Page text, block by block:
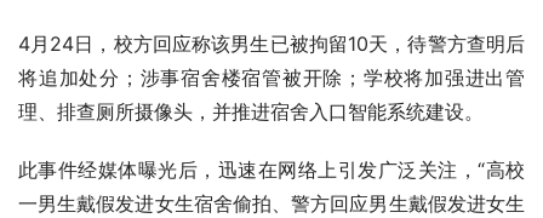
4月24日，校方回应称该男生已被拘留10天，待警方查明后
将追加处分；涉事宿舍楼宿管被开除；学校将加强进出管
理、排查厕所摄像头，并推进宿舍入口智能系统建设。
此事件经媒体曝光后，迅速在网络上引发广泛关注，“高校
一男生戴假发进女生宿舍偷拍、警方回应男生戴假发进女生